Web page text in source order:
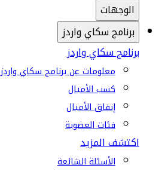
الوجهات
برنامج سكاي واردز
برنامج سكاي واردز
معلومات عن برنامج سكاي واردز
كسب الأميال
إنفاق الأميال
فئات العضوية
اكتشف المزيد
الأسئلة الشائعة